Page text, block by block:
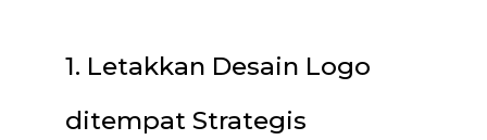
1. Letakkan Desain Logo
ditempat Strategis